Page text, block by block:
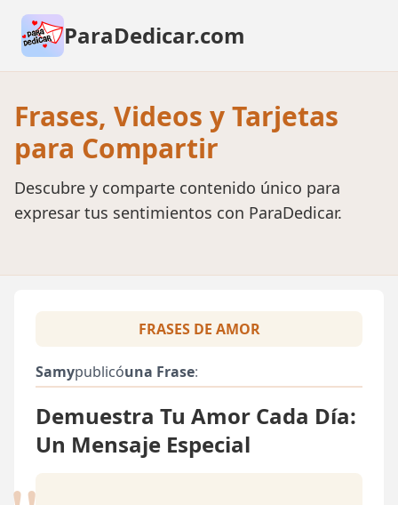
ParaDedicar.com
Frases, Videos y Tarjetas
para Compartir
Descubre y comparte contenido único para
expresar tus sentimientos con ParaDedicar.
FRASES DE AMOR
Samypublicóuna Frase:
Demuestra Tu Amor Cada Día:
Un Mensaje Especial